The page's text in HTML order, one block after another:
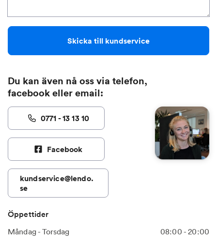
Skicka till kundservice
Du kan även nå oss via telefon,
facebook eller email:
0771 - 13 13 10
Facebook
kundservice@lendo.
se
Öppettider
Måndag - Torsdag
08:00 - 20:00